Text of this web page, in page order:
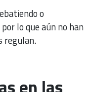
o
lo que aún no han
regulan.